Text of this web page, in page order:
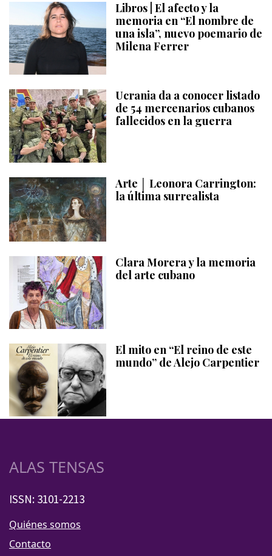
Libros | El afecto y la
memoria en “El nombre de
una isla”, nuevo poemario de
Milena Ferrer
Ucrania da a conocer listado
de 54 mercenarios cubanos
fallecidos en la guerra
Arte │ Leonora Carrington:
la última surrealista
Clara Morera y la memoria
del arte cubano
El mito en “El reino de este
mundo” de Alejo Carpentier
ALAS TENSAS
ISSN: 3101-2213
Quiénes somos
Contacto